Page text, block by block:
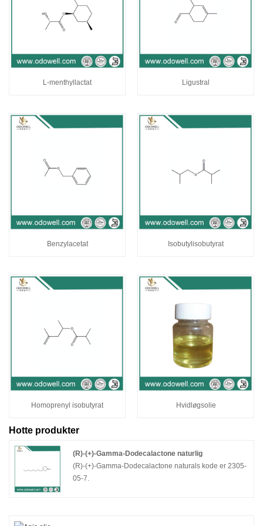
L-menthyllactat Ligustral
Benzylacetat Isobutylisobutyrat
Homoprenyl isobutyrat Hvidløgsolie
Hotte produkter
(R)-(+)-Gamma-Dodecalactone naturlig
(R)-(+)-Gamma-Dodecalactone naturals kode er 2305-
05-7.